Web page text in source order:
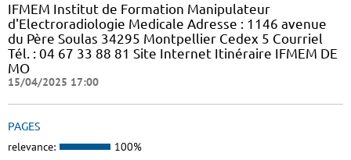
IFMEM Institut de Formation Manipulateur
d'Electroradiologie Medicale Adresse : 1146 avenue
du Père Soulas 34295 Montpellier Cedex 5 Courriel
Tél. : 04 67 33 88 81 Site Internet Itinéraire IFMEM DE
MO
15/04/2025 17:00
PAGES
relevance: 100%